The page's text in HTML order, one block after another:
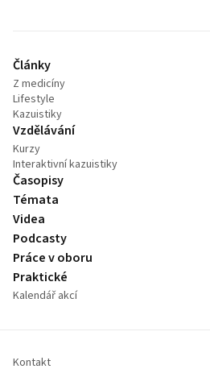
Články
Z medicíny
Lifestyle
Kazuistiky
Vzdělávání
Kurzy
Interaktivní kazuistiky
Časopisy
Témata
Videa
Podcasty
Práce v oboru
Praktické
Kalendář akcí
Kontakt